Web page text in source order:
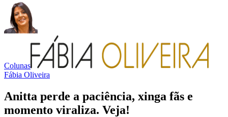
Colunas
Fábia Oliveira
Anitta perde a paciência, xinga fãs e
momento viraliza. Veja!